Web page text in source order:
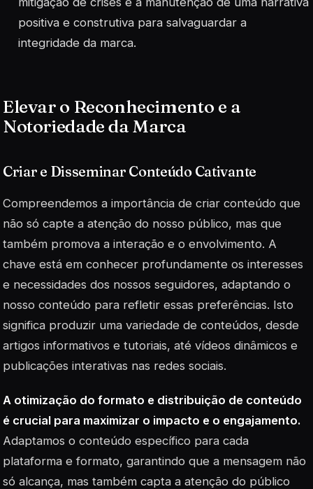
positiva e construtiva para salvaguardar a
integridade da marca.
Elevar o Reconhecimento e a
Notoriedade da Marca
Criar e Disseminar Conteúdo Cativante
Compreendemos a importância de criar conteúdo que
não só capte a atenção do nosso público, mas que
também promova a interação e o envolvimento. A
chave está em conhecer profundamente os interesses
e necessidades dos nossos seguidores, adaptando o
nosso conteúdo para refletir essas preferências. Isto
significa produzir uma variedade de conteúdos, desde
artigos informativos e tutoriais, até vídeos dinâmicos e
publicações interativas nas redes sociais.
A otimização do formato e distribuição de conteúdo
é crucial para maximizar o impacto e o engajamento.
Adaptamos o conteúdo específico para cada
plataforma e formato, garantindo que a mensagem não
só alcança, mas também capta a atenção do público